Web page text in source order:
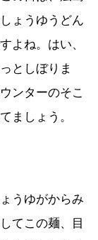
ょうゆうどん
よね。はい、
としぼりま
ンターのそこ
ましょう。
うゆがからみ
てこの麺、目